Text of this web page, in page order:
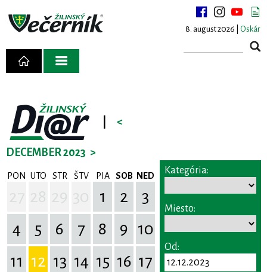
8. august 2026 | Oskár
<
DECEMBER 2023 >
PON UTO STR ŠTV PIA SOB NED
1 2
3
4
5 6 7 8 9 10
11 12 13 14 15 16 17
Kategória:
Miesto:
Od: